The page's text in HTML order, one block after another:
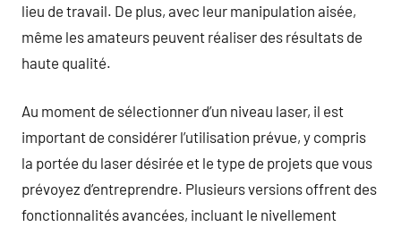
lieu de travail. De plus, avec leur manipulation aisée,
même les amateurs peuvent réaliser des résultats de
haute qualité.
Au moment de sélectionner d’un niveau laser, il est
important de considérer l’utilisation prévue, y compris
la portée du laser désirée et le type de projets que vous
prévoyez d’entreprendre. Plusieurs versions offrent des
fonctionnalités avancées, incluant le nivellement